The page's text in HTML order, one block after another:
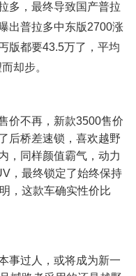
多，最终导致国产普拉
出普拉多中东版2700涨
版都要43.5万了，平均
却步。
价不再，新款3500售价
后桥差速锁，喜欢越野
，同样颜值霸气，动力
，最终锁定了始终保持
，这款车确实性价比
事过人，或将成为新一